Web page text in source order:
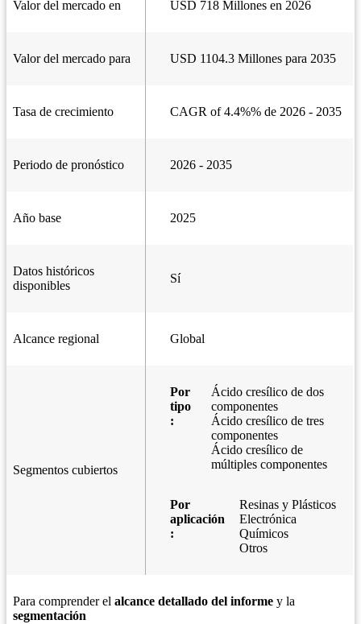
Valor del mercado en USD 718 Millones en 2026
Valor del mercado para USD 1104.3 Millones para 2035
Tasa de crecimiento CAGR of 4.4%% de 2026 - 2035
Periodo de pronóstico 2026 - 2035
Año base 2025
Datos históricos
disponibles
Sí
Alcance regional Global
Segmentos cubiertos
Por
tipo
:
Ácido cresílico de dos
componentes
Ácido cresílico de tres
componentes
Ácido cresílico de
múltiples componentes
Por
aplicación
:
Resinas y Plásticos
Electrónica
Químicos
Otros
Para comprender el alcance detallado del informe y la
segmentación